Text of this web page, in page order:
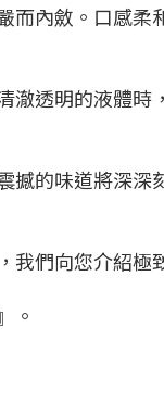
內斂。口感
透明的液體時
的味道將深
們向您介紹極
。